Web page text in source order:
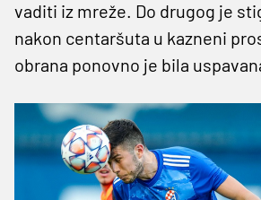
vaditi iz mreže. Do drugog je
nakon centaršuta u kazneni
obrana ponovno je bila